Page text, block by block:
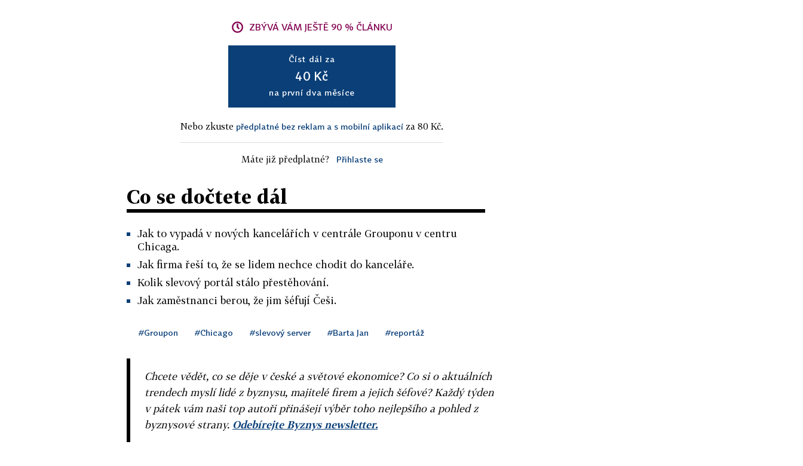
ZBÝVÁ VÁM JEŠTĚ 90 % ČLÁNKU
Číst dál za
40 Kč
na první dva měsíce
Nebo zkuste předplatné bez reklam a s mobilní aplikací za 80 Kč.
Máte již předplatné? Přihlaste se
Co se dočtete dál
Jak to vypadá v nových kancelářích v centrále Grouponu v centru
Chicaga.
Jak firma řeší to, že se lidem nechce chodit do kanceláře.
Kolik slevový portál stálo přestěhování.
Jak zaměstnanci berou, že jim šéfují Češi.
#Groupon #Chicago #slevový server #Barta Jan #reportáž
Chcete vědět, co se děje v české a světové ekonomice? Co si o aktuálních
trendech myslí lidé z byznysu, majitelé firem a jejich šéfové? Každý týden
v pátek vám naši top autoři přinášejí výběr toho nejlepšího a pohled z
byznysové strany. Odebírejte Byznys newsletter.